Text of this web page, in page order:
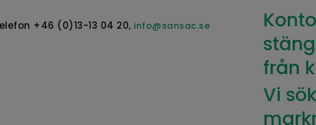
+46 (0)13-13 04 20, info@sansac.se
från
Vi